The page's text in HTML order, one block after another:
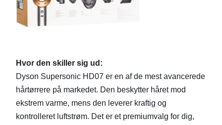
Hvor den skiller sig ud:
Dyson Supersonic HD07 er en af de mest avancerede
hårtørrere på markedet. Den beskytter håret mod
ekstrem varme, mens den leverer kraftig og
kontrolleret luftstrøm. Det er et premiumvalg for dig,